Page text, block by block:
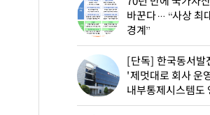
바꾼다… “사상 최
경계”
[단독] 한국동서발
'제멋대로 회사 운
내부통제시스템도